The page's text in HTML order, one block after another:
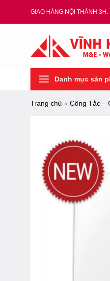
GIAO HÀNG NỘI THÀNH
Danh mục sản
Trang chủ » Công Tắc –